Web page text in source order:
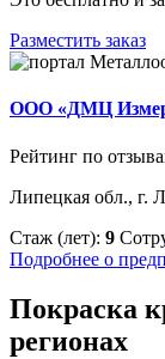
Разместить заказ
ООО «ДМЦ
Рейтинг по
Липецкая обл., г.
Стаж (лет): 9
Подробнее о
Покраска
регионах